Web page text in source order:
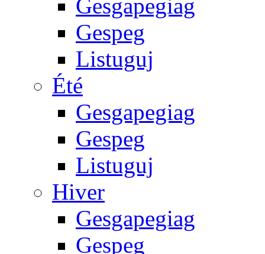
Gesgapegiag
Gespeg
Listuguj
Été
Gesgapegiag
Gespeg
Listuguj
Hiver
Gesgapegiag
Gespeg